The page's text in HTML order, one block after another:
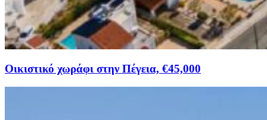
Οικιστικό χωράφι στην Πέγεια, €45,000